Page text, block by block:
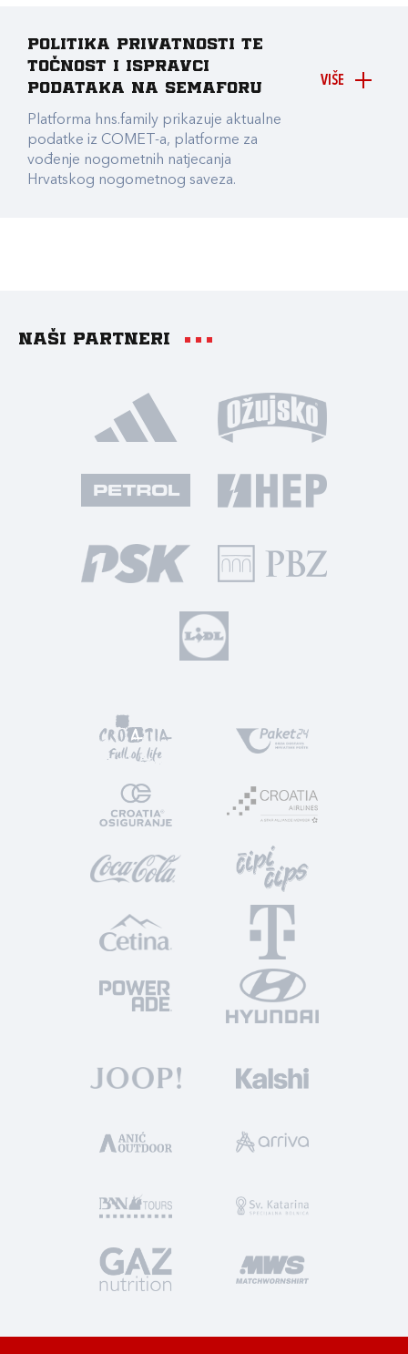
VIŠE
Politika privatnosti te
točnost i ispravci
podataka na Semaforu
Platforma hns.family prikazuje aktualne
podatke iz COMET-a, platforme za
vođenje nogometnih natjecanja
Hrvatskog nogometnog saveza.
Naši partneri